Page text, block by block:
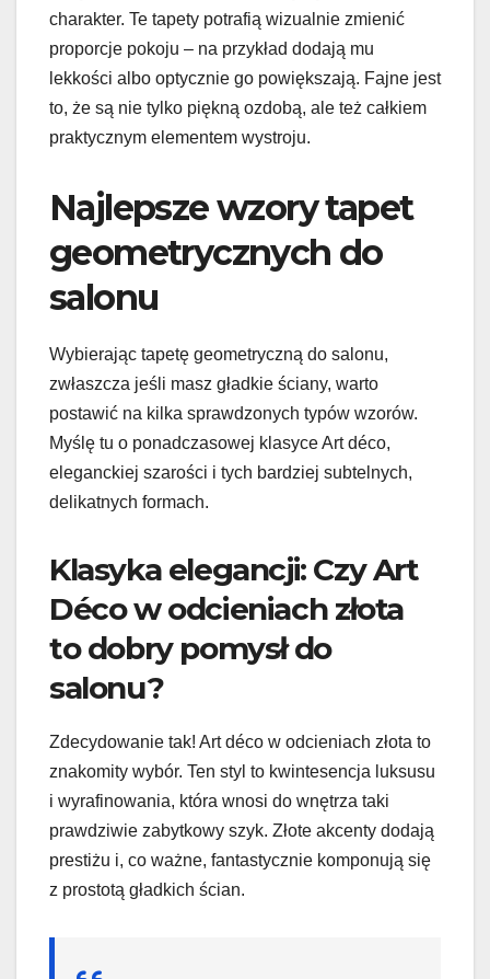
charakter. Te tapety potrafią wizualnie zmienić
proporcje pokoju – na przykład dodają mu
lekkości albo optycznie go powiększają. Fajne jest
to, że są nie tylko piękną ozdobą, ale też całkiem
praktycznym elementem wystroju.
Najlepsze wzory tapet
geometrycznych do
salonu
Wybierając tapetę geometryczną do salonu,
zwłaszcza jeśli masz gładkie ściany, warto
postawić na kilka sprawdzonych typów wzorów.
Myślę tu o ponadczasowej klasyce Art déco,
eleganckiej szarości i tych bardziej subtelnych,
delikatnych formach.
Klasyka elegancji: Czy Art
Déco w odcieniach złota
to dobry pomysł do
salonu?
Zdecydowanie tak! Art déco w odcieniach złota to
znakomity wybór. Ten styl to kwintesencja luksusu
i wyrafinowania, która wnosi do wnętrza taki
prawdziwie zabytkowy szyk. Złote akcenty dodają
prestiżu i, co ważne, fantastycznie komponują się
z prostotą gładkich ścian.